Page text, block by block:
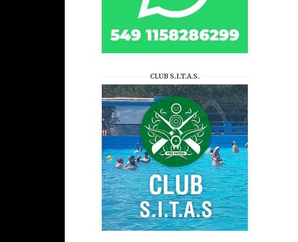
CLUB S.I.T.A.S.